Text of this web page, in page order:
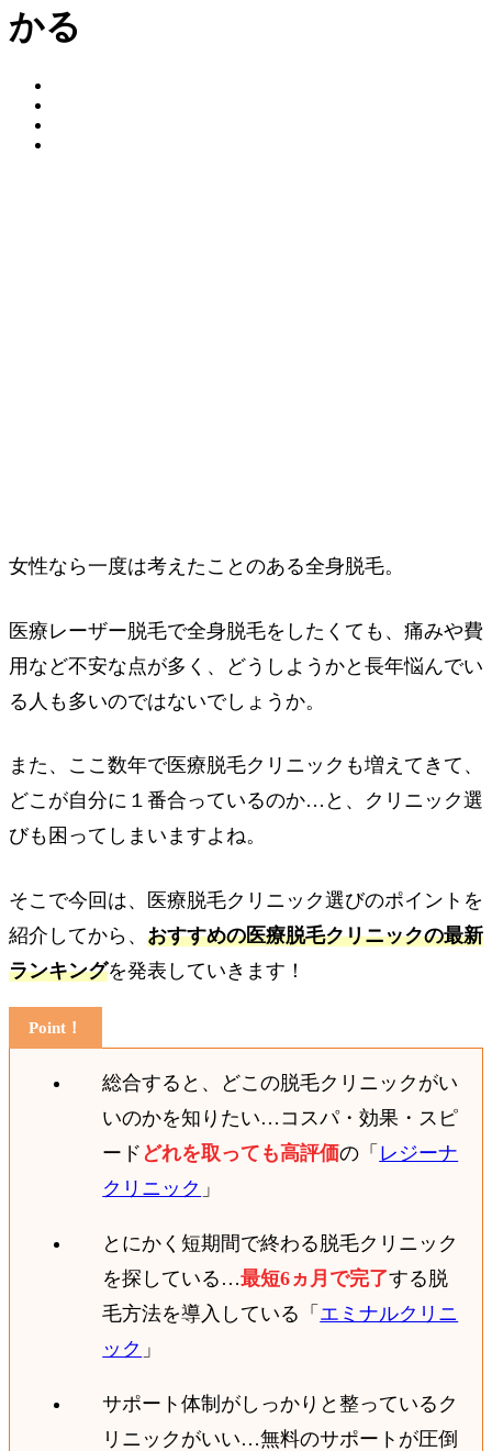
かる
女性なら一度は考えたことのある全身脱毛。
医療レーザー脱毛で全身脱毛をしたくても、痛みや費
用など不安な点が多く、どうしようかと長年悩んでい
る人も多いのではないでしょうか。
また、ここ数年で医療脱毛クリニックも増えてきて、
どこが自分に１番合っているのか…と、クリニック選
びも困ってしまいますよね。
そこで今回は、医療脱毛クリニック選びのポイントを
紹介してから、 おすすめの医療脱毛クリニックの最新
ランキングを発表していきます！
総合すると、どこの脱毛クリニックがい
いのかを知りたい…コスパ・効果・スピ
ード どれを取っても高評価の「 レジーナ
クリニック 」
とにかく短期間で終わる脱毛クリニック
を探している…最短6ヵ月で完了する脱
毛方法を導入している「 エミナルクリニ
ック 」
サポート体制がしっかりと整っているク
リニックがいい…無料のサポートが圧倒